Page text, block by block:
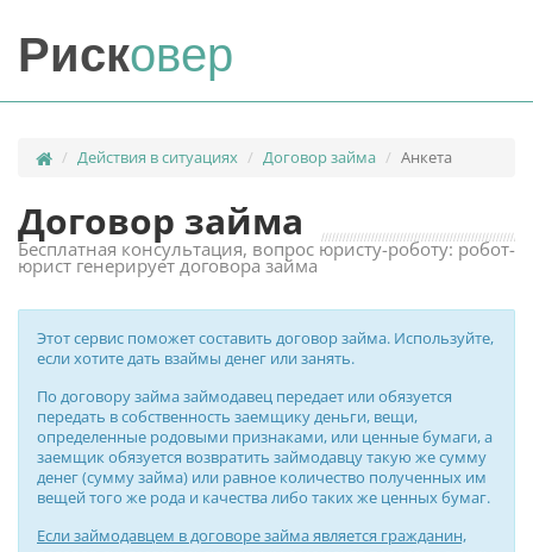
Рисковер
Действия в ситуациях Договор займа Анкета
Договор займа
Бесплатная консультация, вопрос юристу-роботу: робот-
юрист генерирует договора займа
Этот сервис поможет составить договор займа. Используйте,
если хотите дать взаймы денег или занять.
По договору займа займодавец передает или обязуется
передать в собственность заемщику деньги, вещи,
определенные родовыми признаками, или ценные бумаги, а
заемщик обязуется возвратить займодавцу такую же сумму
денег (сумму займа) или равное количество полученных им
вещей того же рода и качества либо таких же ценных бумаг.
Если займодавцем в договоре займа является гражданин,